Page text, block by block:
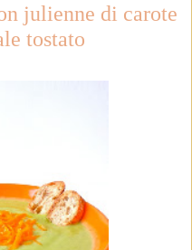
julienne di carote
tostato